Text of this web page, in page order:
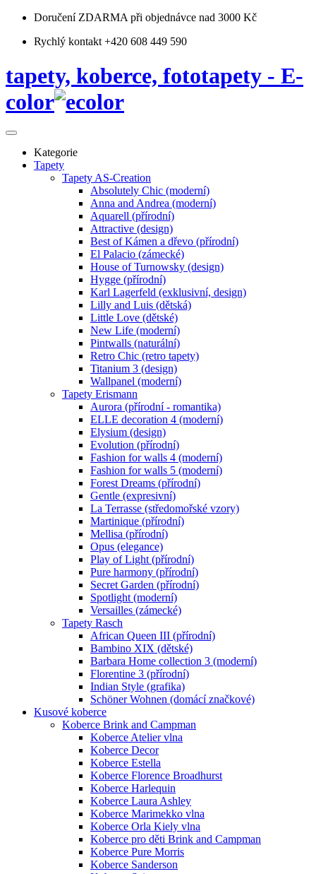
Doručení ZDARMA při objednávce nad 3000 Kč
Rychlý kontakt +420 608 449 590
tapety, koberce, fototapety - E-
color
Kategorie
Tapety
Tapety AS-Creation
Absolutely Chic (moderní)
Anna and Andrea (moderní)
Aquarell (přírodní)
Attractive (design)
Best of Kámen a dřevo (přírodní)
El Palacio (zámecké)
House of Turnowsky (design)
Hygge (přírodní)
Karl Lagerfeld (exklusivní, design)
Lilly and Luis (dětská)
Little Love (dětské)
New Life (moderní)
Pintwalls (naturální)
Retro Chic (retro tapety)
Titanium 3 (design)
Wallpanel (moderní)
Tapety Erismann
Aurora (přírodní - romantika)
ELLE decoration 4 (moderní)
Elysium (design)
Evolution (přírodní)
Fashion for walls 4 (moderní)
Fashion for walls 5 (moderní)
Forest Dreams (přírodní)
Gentle (expresivní)
La Terrasse (středomořské vzory)
Martinique (přírodní)
Mellisa (přírodní)
Opus (elegance)
Play of Light (přírodní)
Pure harmony (přírodní)
Secret Garden (přírodní)
Spotlight (moderní)
Versailles (zámecké)
Tapety Rasch
African Queen III (přírodní)
Bambino XIX (dětské)
Barbara Home collection 3 (moderní)
Florentine 3 (přírodní)
Indian Style (grafika)
Schöner Wohnen (domácí značkové)
Kusové koberce
Koberce Brink and Campman
Koberce Atelier vlna
Koberce Decor
Koberce Estella
Koberce Florence Broadhurst
Koberce Harlequin
Koberce Laura Ashley
Koberce Marimekko vlna
Koberce Orla Kiely vlna
Koberce pro děti Brink and Campman
Koberce Pure Morris
Koberce Sanderson